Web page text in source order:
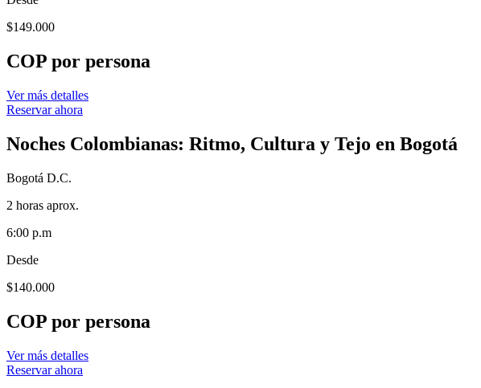
$149.000
COP por persona
Ver más detalles
Reservar ahora
Noches Colombianas: Ritmo, Cultura y Tejo en Bogotá
Bogotá D.C.
2 horas aprox.
6:00 p.m
Desde
$140.000
COP por persona
Ver más detalles
Reservar ahora